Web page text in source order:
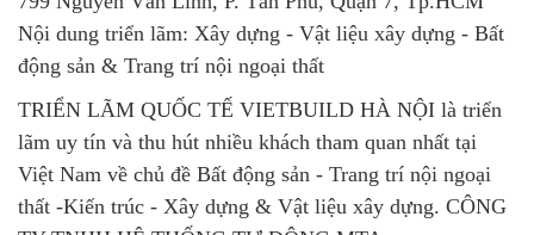
Nội dung triển lãm: Xây dựng - Vật liệu xây dựng - Bất
động sản & Trang trí nội ngoại thất
TRIỂN LÃM QUỐC TẾ VIETBUILD HÀ NỘI là triển
lãm uy tín và thu hút nhiều khách tham quan nhất tại
Việt Nam về chủ đề Bất động sản - Trang trí nội ngoại
thất -Kiến trúc - Xây dựng & Vật liệu xây dựng. CÔNG